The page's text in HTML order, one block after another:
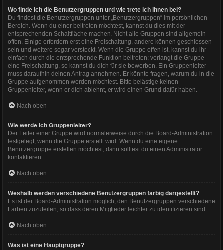
Wo finde ich die Benutzergruppen und wie trete ich ihnen bei?
Du findest die Benutzergruppen unter „Benutzergruppen“ im persönlichen
Bereich. Wenn du einer beitreten möchtest, kannst du dies mit der
entsprechenden Schaltfläche machen. Nicht alle Gruppen sind allgemein
offen. Einige erfordern erst eine Freischaltung, andere können geschlossen
sein und weitere sogar versteckt. Wenn die Gruppe offen ist, kannst du ihr
einfach durch die entsprechende Funktion beitreten; verlangt die Gruppe
eine Freischaltung, so kannst du dich für sie bewerben. Ein Gruppenleiter
muss daraufhin deinen Antrag annehmen. Er könnte fragen, warum du in die
Gruppe aufgenommen werden möchtest. Bitte belästige keinen
Gruppenleiter, wenn er dich ablehnt, er wird einen Grund dafür haben.
Nach oben
Wie werde ich Gruppenleiter?
Der Leiter einer Gruppe wird normalerweise durch die Board-Administration
festgelegt, wenn die Gruppe erstellt wird. Wenn du eine eigene
Benutzergruppe erstellen möchtest, dann solltest du einen Administrator
kontaktieren.
Nach oben
Weshalb werden verschiedene Benutzergruppen farbig dargestellt?
Es ist der Board-Administration möglich, den Benutzergruppen verschiedene
Farben zuzuteilen, so dass deren Mitglieder leichter zu identifizieren sind.
Nach oben
Was ist eine Hauptgruppe?